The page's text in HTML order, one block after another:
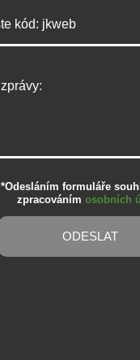
*Odesláním formuláře
zpracovánímosobních
ODESLAT